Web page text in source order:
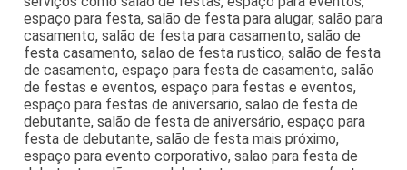
espaço para festa, salão de festa para alugar, salão para
casamento, salão de festa para casamento, salão de
festa casamento, salao de festa rustico, salão de festa
de casamento, espaço para festa de casamento, salão
de festas e eventos, espaço para festas e eventos,
espaço para festas de aniversario, salao de festa de
debutante, salão de festa de aniversário, espaço para
festa de debutante, salão de festa mais próximo,
espaço para evento corporativo, salao para festa de